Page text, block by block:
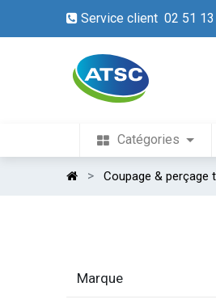
Service client 02 51 13
Catégories
Coupage & perçage
Marque